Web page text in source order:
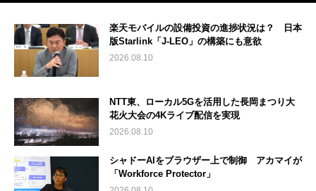
楽天モバイルの設備投資の進捗状況は？ 日本
版Starlink「J-LEO」の構築にも意欲
2026.08.10
NTT東、ローカル5Gを活用した長岡まつり大
花火大会の4Kライブ配信を実現
2026.08.10
シャドーAIをブラウザー上で制御 アカマイが
「Workforce Protector」